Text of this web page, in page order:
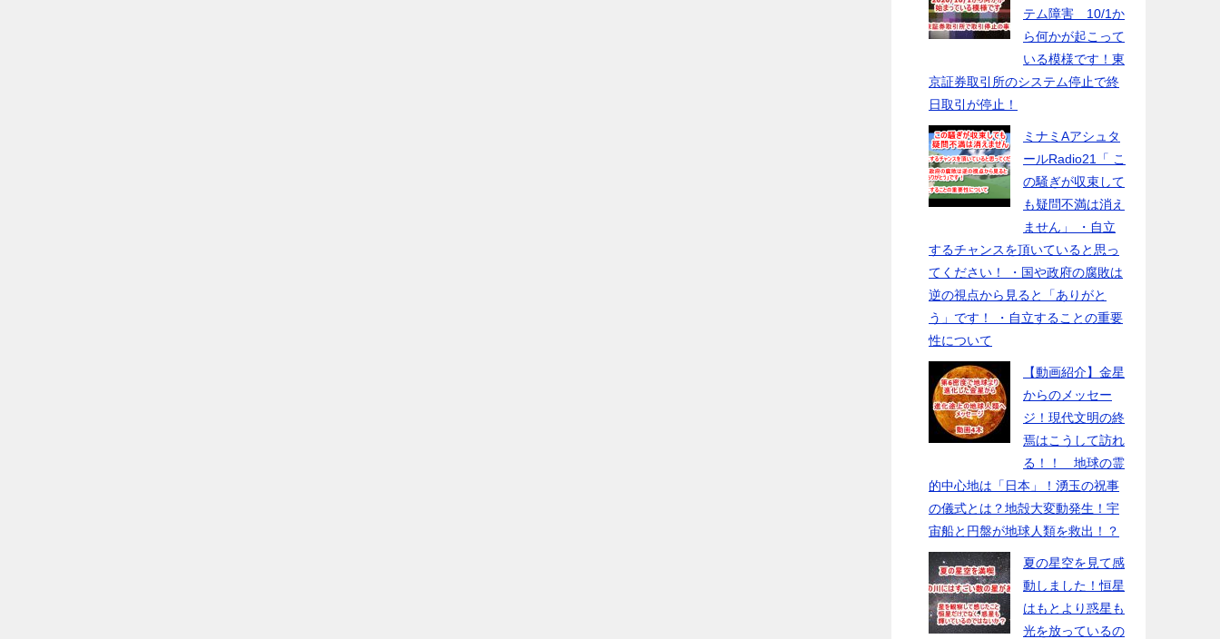
テム障害 10/1か
ら何かが起こって
いる模様です！東
京証券取引所のシステム停止で終
日取引が停止！
ミナミAアシュタ
ールRadio21「 こ
の騒ぎが収束して
も疑問不満は消え
ません」 ・自立
するチャンスを頂いていると思っ
てください！ ・国や政府の腐敗は
逆の視点から見ると「ありがと
う」です！ ・自立することの重要
性について
【動画紹介】金星
からのメッセー
ジ！現代文明の終
焉はこうして訪れ
る！！ 地球の霊
的中心地は「日本」！湧玉の祝事
の儀式とは？地殻大変動発生！宇
宙船と円盤が地球人類を救出！？
夏の星空を見て感
動しました！恒星
はもとより惑星も
光を放っているの